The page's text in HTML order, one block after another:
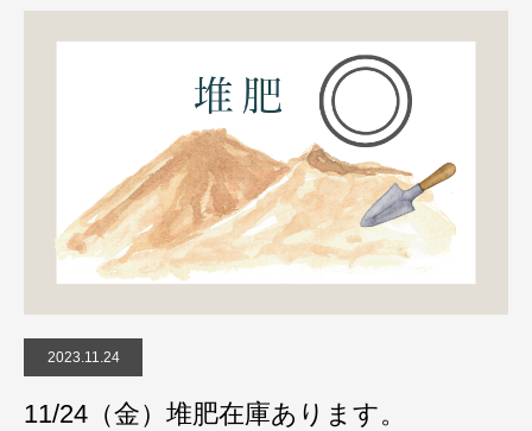
2023.11.24
11/24（金）堆肥在庫あります。